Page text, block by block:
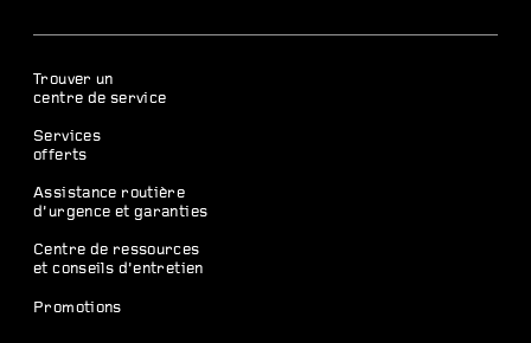
Trouver un
centre de service
Services
offerts
Assistance routière
d’urgence et garanties
Centre de ressources
et conseils d’entretien
Promotions